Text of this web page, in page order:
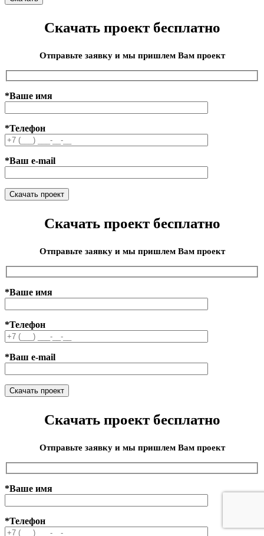
Скачать проект бесплатно
Отправьте заявку и мы пришлем Вам проект
*Ваше имя
*Телефон
*Ваш e-mail
Скачать проект бесплатно
Отправьте заявку и мы пришлем Вам проект
*Ваше имя
*Телефон
*Ваш e-mail
Скачать проект бесплатно
Отправьте заявку и мы пришлем Вам проект
*Ваше имя
*Телефон